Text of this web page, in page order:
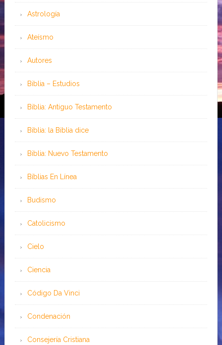
Astrología
Ateísmo
Autores
Biblia – Estudios
Biblia: Antiguo Testamento
Biblia: la Biblia dice
Biblia: Nuevo Testamento
Bíblias En Línea
Budismo
Catolicismo
Cielo
Ciencia
Código Da Vinci
Condenación
Consejería Cristiana